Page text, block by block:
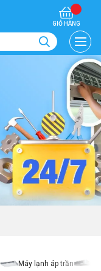
GIỎ HÀNG
Máy lạnh áp trần